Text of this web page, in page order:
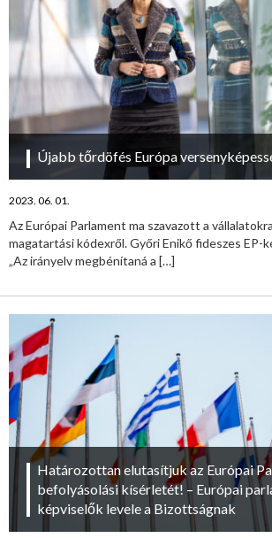
Újabb tőrdöfés Európa
2023. 06. 01.
Az Európai Parlament ma szavazott a
magatartási kódexről. Győri Enikő fideszes
„Az irányelv megbénítaná a […]
Határozottan elutasítjuk az Európai
befolyásolási kísérletét! – Európai
képviselők levele a Bizottságnak